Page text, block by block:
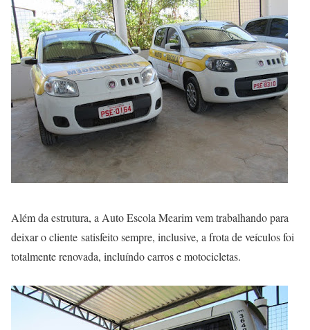
Além da estrutura, a Auto Escola Mearim vem trabalhando para
deixar o cliente satisfeito sempre, inclusive, a frota de veículos foi
totalmente renovada, incluíndo carros e motocicletas.